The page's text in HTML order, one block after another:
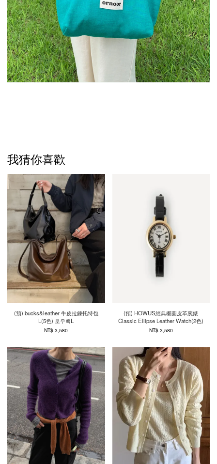
我猜你喜歡
(預) bucks&leather 牛皮拉鍊托特包
L(5色) 로우백L
NT$ 3,580
(預) HOWUS經典橢圓皮革腕錶
Classic Ellipse Leather Watch(2色)
NT$ 3,580